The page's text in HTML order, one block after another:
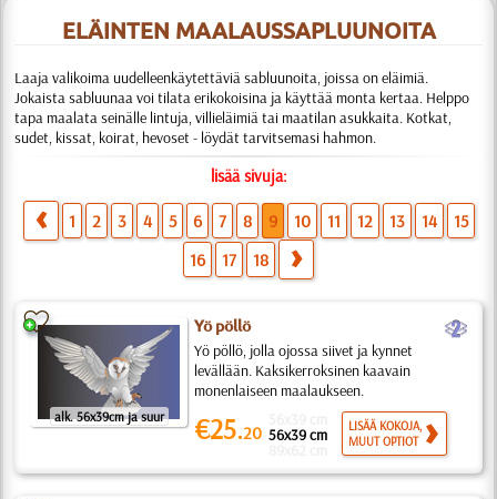
ELÄINTEN MAALAUSSAPLUUNOITA
Laaja valikoima uudelleenkäytettäviä sabluunoita, joissa on eläimiä.
Jokaista sabluunaa voi tilata erikokoisina ja käyttää monta kertaa. Helppo
tapa maalata seinälle lintuja, villieläimiä tai maatilan asukkaita. Kotkat,
sudet, kissat, koirat, hevoset - löydät tarvitsemasi hahmon.
lisää sivuja:
1 2 3 4 5 6 7 8 9 10 11 12 13 14
15
16
17 18
alk. 56x39cm ja suur
Yö pöllö b
Yö pöllö, jolla ojossa siivet ja kynnet
levällään. Kaksikerroksinen kaavain
monenlaiseen maalaukseen.
€25.20 56x39 cm
LISÄÄ KOKOJA,
MUUT OPTIOT